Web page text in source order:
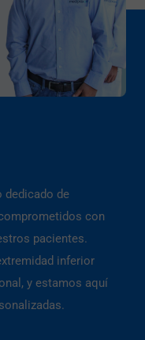
dedicado de
con
pacientes.
inferior
y estamos aquí